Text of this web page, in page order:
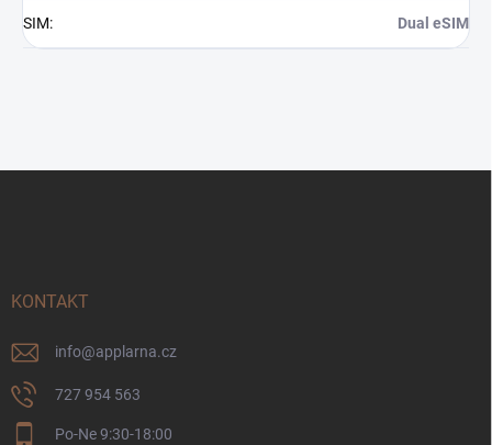
SIM: Dual eSIM
KONTAKT
info@applarna.cz
727 954 563
Po-Ne 9:30-18:00